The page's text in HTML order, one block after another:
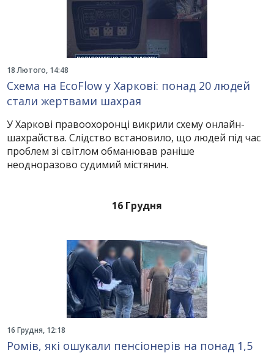
18 Лютого, 14:48
Схема на EcoFlow у Харкові: понад 20 людей
стали жертвами шахрая
У Харкові правоохоронці викрили схему онлайн-
шахрайства. Слідство встановило, що людей під час
проблем зі світлом обманював раніше
неодноразово судимий містянин.
16 Грудня
16 Грудня, 12:18
Ромів, які ошукали пенсіонерів на понад 1,5